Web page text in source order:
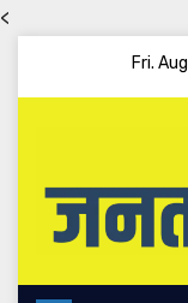
<
Fri.